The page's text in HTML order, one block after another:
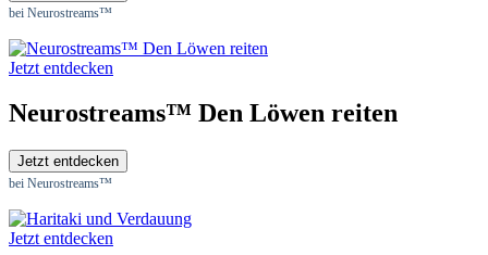
bei Neurostreams™
Jetzt entdecken
Neurostreams™ Den Löwen reiten
Jetzt entdecken
bei Neurostreams™
Jetzt entdecken